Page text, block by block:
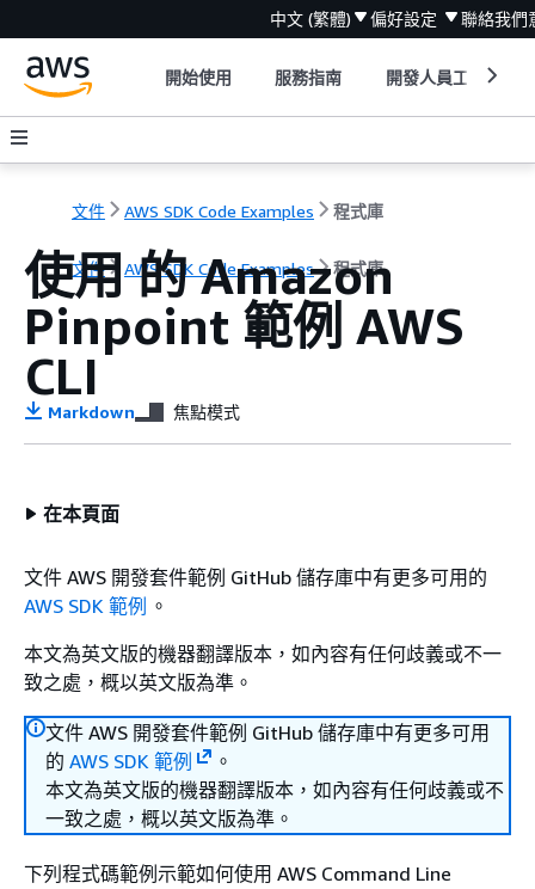
中文 (繁體) 偏好設定 聯絡我們
開始使用 服務指南 開發人員工具
文件 AWS SDK Code Examples 程式庫
文件 AWS SDK Code Examples 程式庫
使用 的 Amazon
Pinpoint 範例 AWS
CLI
Markdown 焦點模式
在本頁面
文件 AWS 開發套件範例 GitHub 儲存庫中有更多可用的
AWS SDK 範例 。
本文為英文版的機器翻譯版本，如內容有任何歧義或不一
致之處，概以英文版為準。
文件 AWS 開發套件範例 GitHub 儲存庫中有更多可用
的 AWS SDK 範例
。
本文為英文版的機器翻譯版本，如內容有任何歧義或不
一致之處，概以英文版為準。
下列程式碼範例示範如何使用 AWS Command Line